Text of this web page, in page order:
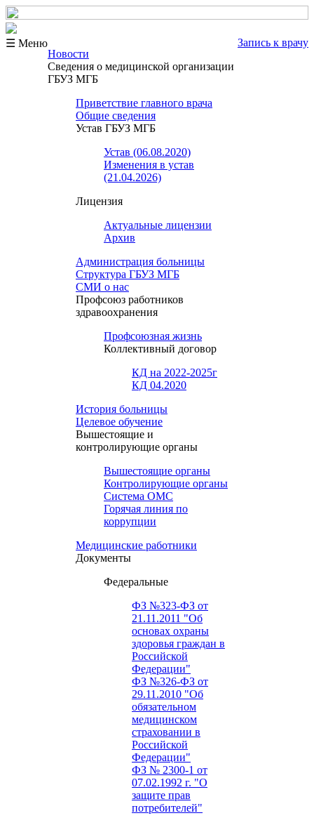
☰ Меню
Запись к врачу
Новости
Сведения о медицинской организации
ГБУЗ МГБ
Приветствие главного врача
Общие сведения
Устав ГБУЗ МГБ
Устав (06.08.2020)
Изменения в устав
(21.04.2026)
Лицензия
Актуальные лицензии
Архив
Администрация больницы
Структура ГБУЗ МГБ
СМИ о нас
Профсоюз работников
здравоохранения
Профсоюзная жизнь
Коллективный договор
КД на 2022-2025г
КД 04.2020
История больницы
Целевое обучение
Вышестоящие и
контролирующие органы
Вышестоящие органы
Контролирующие органы
Система ОМС
Горячая линия по
коррупции
Медицинские работники
Документы
Федеральные
ФЗ №323-ФЗ от
21.11.2011 "Об
основах охраны
здоровья граждан в
Российской
Федерации"
ФЗ №326-ФЗ от
29.11.2010 "Об
обязательном
медицинском
страховании в
Российской
Федерации"
ФЗ № 2300-1 от
07.02.1992 г. "О
защите прав
потребителей"